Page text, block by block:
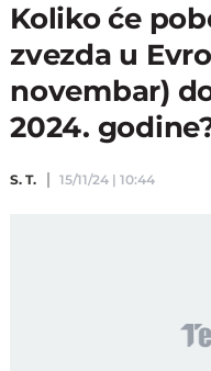
Koliko će
zvezda u
novembar)
2024.
S. T. 15/11/24 | 10:44